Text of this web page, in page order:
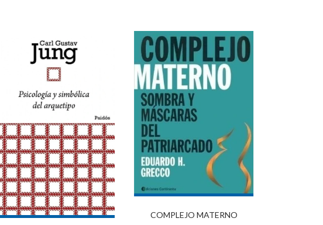
COMPLEJO MATERNO